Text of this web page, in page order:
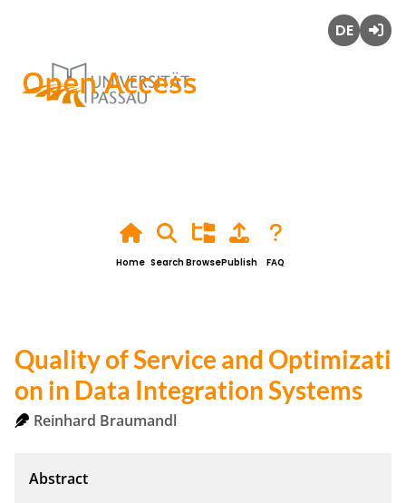
Open Access
Home SearchBrowsePublish FAQ
Quality of Service and Optimizati
on in Data Integration Systems
Reinhard Braumandl